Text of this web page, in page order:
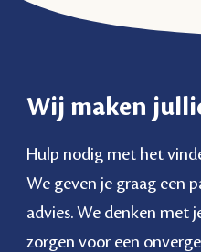
Wij maken
Hulp nodig met het
We geven je graag een
advies. We denken met
zorgen voor een